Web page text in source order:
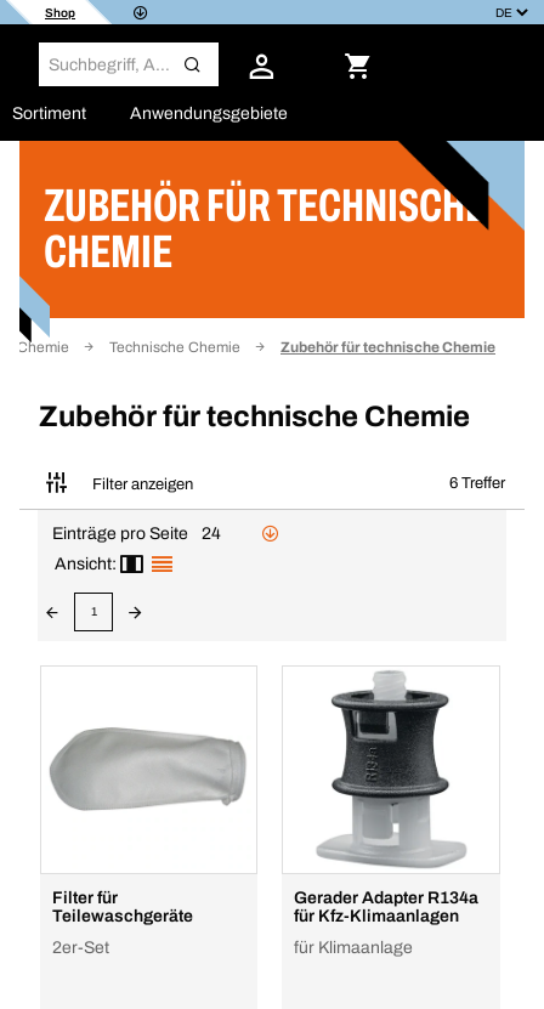
Shop
Sortiment Anwendungsgebiete
ZUBEHÖR FÜR TECHNISCHE
CHEMIE
Chemie Technische Chemie Zubehör für technische Chemie
Zubehör für technische Chemie
Filter anzeigen 6 Treffer
Filter
Einträge pro Seite
24
Ansicht:
1
Filter für
Teilewaschgeräte
2er-Set
Gerader Adapter R134a
für Kfz-Klimaanlagen
für Klimaanlage